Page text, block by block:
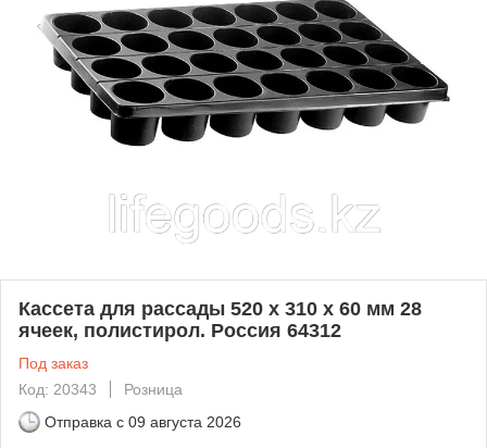
Кассета для рассады 520 х 310 х 60 мм 28
ячеек, полистирол. Россия 64312
Под заказ
Код: 20343
Розница
Отправка с 09 августа 2026